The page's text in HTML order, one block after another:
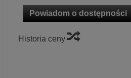
Powiadom o dostępności
Historia ceny